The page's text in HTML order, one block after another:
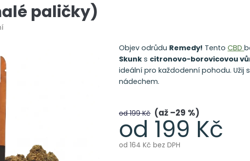
paličky)
od 199 Kč až –29 %
od 199 Kč
od 164 Kč bez DPH
Objev odrůdu Remedy! Tento CBD
Skunk s citronovo-borovicovou
ideální pro každodenní pohodu. Užij
nádechem.